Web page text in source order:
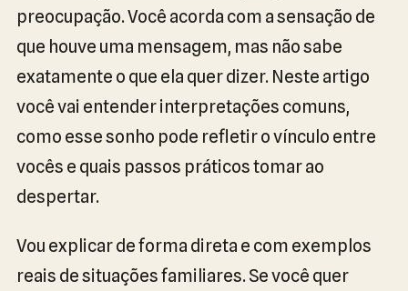
preocupação. Você acorda com a sensação de
que houve uma mensagem, mas não sabe
exatamente o que ela quer dizer. Neste artigo
você vai entender interpretações comuns,
como esse sonho pode refletir o vínculo entre
vocês e quais passos práticos tomar ao
despertar.
Vou explicar de forma direta e com exemplos
reais de situações familiares. Se você quer